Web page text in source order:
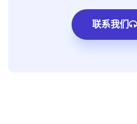
联系我们